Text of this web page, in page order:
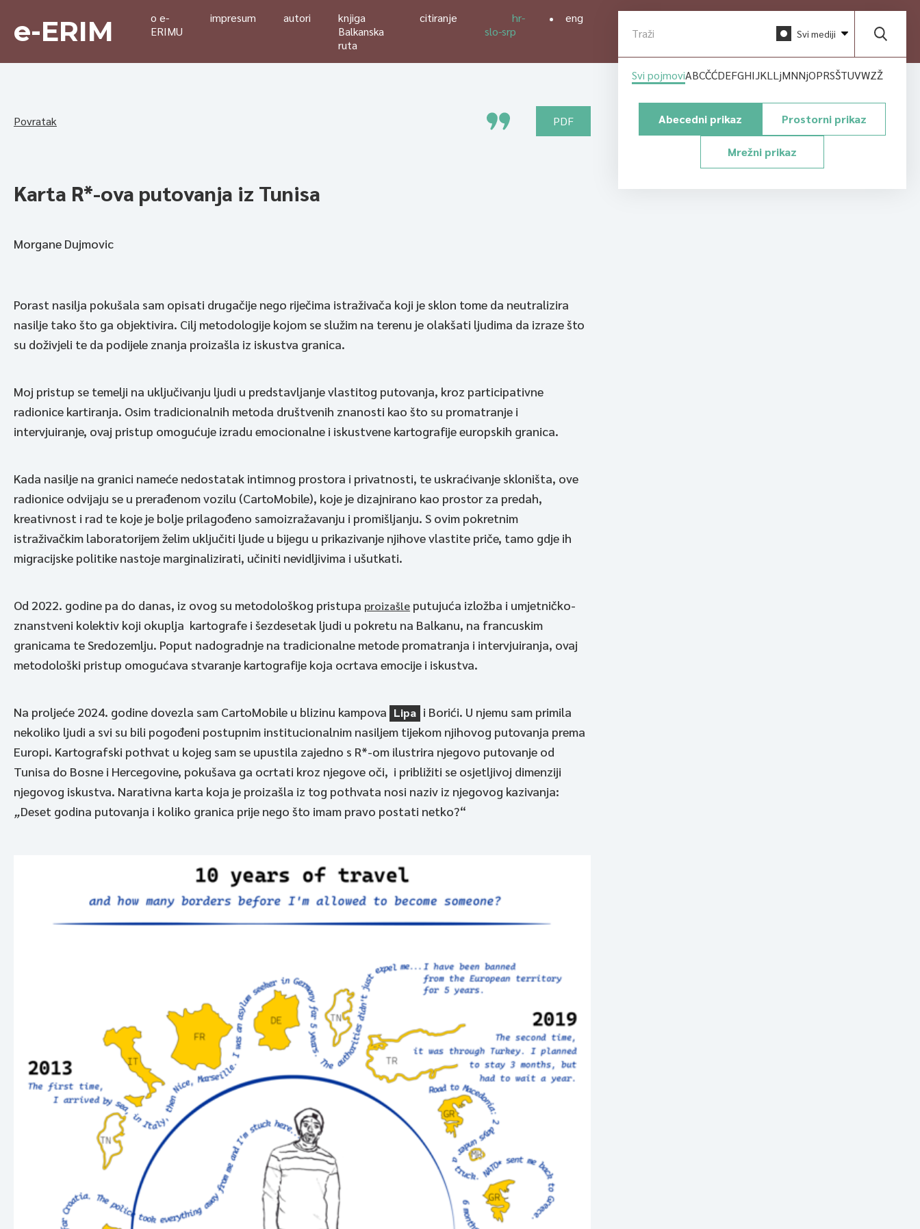
e-ERIM
o e-
ERIMU
impresum autori
knjiga
Balkanska
ruta
citiranje
hr-
slo-srp
eng
Povratak PDF
Karta R*-ova putovanja iz Tunisa
Morgane Dujmovic
Porast nasilja pokušala sam opisati drugačije nego riječima istraživača koji je sklon tome da neutralizira
nasilje tako što ga objektivira. Cilj metodologije kojom se služim na terenu je olakšati ljudima da izraze što
su doživjeli te da podijele znanja proizašla iz iskustva granica.
Moj pristup se temelji na uključivanju ljudi u predstavljanje vlastitog putovanja, kroz participativne
radionice kartiranja. Osim tradicionalnih metoda društvenih znanosti kao što su promatranje i
intervjuiranje, ovaj pristup omogućuje izradu emocionalne i iskustvene kartografije europskih granica.
Kada nasilje na granici nameće nedostatak intimnog prostora i privatnosti, te uskraćivanje skloništa, ove
radionice odvijaju se u prerađenom vozilu (CartoMobile), koje je dizajnirano kao prostor za predah,
kreativnost i rad te koje je bolje prilagođeno samoizražavanju i promišljanju. S ovim pokretnim
istraživačkim laboratorijem želim uključiti ljude u bijegu u prikazivanje njihove vlastite priče, tamo gdje ih
migracijske politike nastoje marginalizirati, učiniti nevidljivima i ušutkati.
Od 2022. godine pa do danas, iz ovog su metodološkog pristupa proizašle putujuća izložba i umjetničko-
znanstveni kolektiv koji okuplja kartografe i šezdesetak ljudi u pokretu na Balkanu, na francuskim
granicama te Sredozemlju. Poput nadogradnje na tradicionalne metode promatranja i intervjuiranja, ovaj
metodološki pristup omogućava stvaranje kartografije koja ocrtava emocije i iskustva.
Na proljeće 2024. godine dovezla sam CartoMobile u blizinu kampova Lipa i Borići. U njemu sam primila
nekoliko ljudi a svi su bili pogođeni postupnim institucionalnim nasiljem tijekom njihovog putovanja prema
Europi. Kartografski pothvat u kojeg sam se upustila zajedno s R*-om ilustrira njegovo putovanje od
Tunisa do Bosne i Hercegovine, pokušava ga ocrtati kroz njegove oči, i približiti se osjetljivoj dimenziji
njegovog iskustva. Narativna karta koja je proizašla iz tog pothvata nosi naziv iz njegovog kazivanja:
„Deset godina putovanja i koliko granica prije nego što imam pravo postati netko?“
Svi mediji
Svi pojmoviABCČĆDEFGHIJKL LjMNNjOPRSŠTUVWZŽ
Abecedni prikaz Prostorni prikaz
Mrežni prikaz